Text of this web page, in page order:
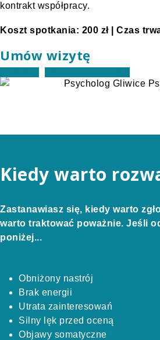
kontrakt współpracy.
Koszt spotkania: 200 zł | Czas
Umów wizytę
Kiedy warto
Zastanawiasz się, kiedy warto
warto traktować poważnie. Jeśli
poniżej...
Obniżony nastrój
Brak energii
Utrata zainteresowań
Silny lęk przed oceną
Objawy somatyczne